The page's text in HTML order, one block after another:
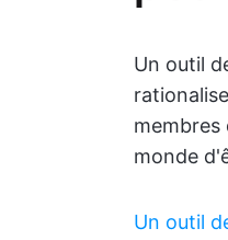
Un outil
membres
monde
Un outil